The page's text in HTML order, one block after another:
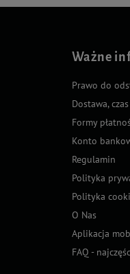
Ważne
Prawo do
Dostawa,
Formy
Konto
Regulamin
Polityka
Polityka
O Nas
Aplikacja
FAQ -